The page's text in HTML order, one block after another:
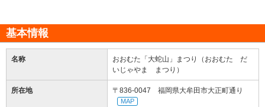
基本情報
名称
おおむた「大蛇山」まつり（おおむた だ
いじゃやま まつり）
所在地 〒836-0047 福岡県大牟田市大正町通り
MAP